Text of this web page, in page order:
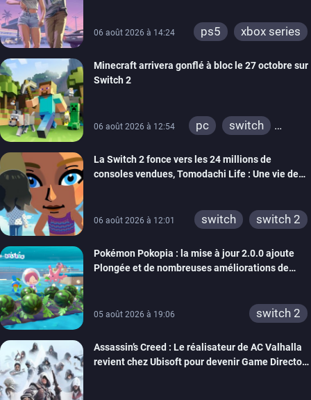
06 août 2026 à 14:24 ps5 xbox series
Minecraft arrivera gonflé à bloc le 27 octobre sur
Switch 2
06 août 2026 à 12:54 pc
switch
xbox one
wiiu
3ds
ps3
switch 2
La Switch 2 fonce vers les 24 millions de
consoles vendues, Tomodachi Life : Une vie de
06 août 2026 à 12:01 switch switch 2
Pokémon Pokopia : la mise à jour 2.0.0 ajoute
Plongée et de nombreuses améliorations de
05 août 2026 à 19:06 switch 2
Assassin’s Creed : Le réalisateur de AC Valhalla
revient chez Ubisoft pour devenir Game Director